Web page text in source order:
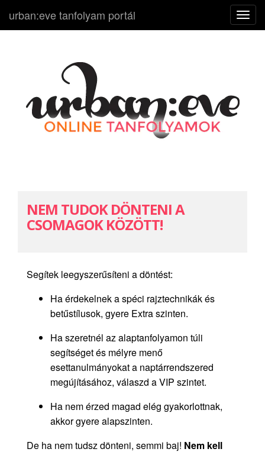
N
a
urban:eve tanfolyam portál
NEM TUDOK DÖNTENI A
CSOMAGOK KÖZÖTT!
Segítek leegyszerűsíteni a döntést:
Ha érdekelnek a spéci rajztechnikák és
betűstílusok, gyere Extra szinten.
Ha szeretnél az alaptanfolyamon túli
segítséget és mélyre menő
esettanulmányokat a naptárrendszered
megújításához, válaszd a VIP szintet.
Ha nem érzed magad elég gyakorlottnak,
akkor gyere alapszinten.
De ha nem tudsz dönteni, semmi baj! Nem kell